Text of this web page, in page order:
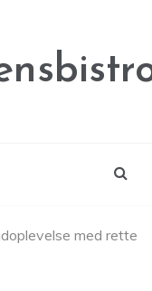
med rette